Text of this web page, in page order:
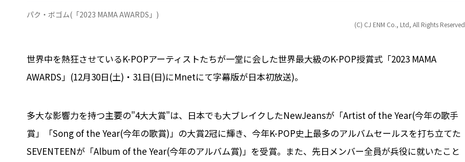
パク・ボゴム(「2023 MAMA AWARDS」)
(C) CJ ENM Co., Ltd, All Rights Reserved
世界中を熱狂させているK-POPアーティストたちが一堂に会した世界最大級のK-POP授賞式「2023 MAMA
AWARDS」(12月30日(土)・31日(日)にMnetにて字幕版が日本初放送)。
多大な影響力を持つ主要の"4大大賞"は、日本でも大ブレイクしたNewJeansが「Artist of the Year(今年の歌手
賞」「Song of the Year(今年の歌賞)」の大賞2冠に輝き、今年K-POP史上最多のアルバムセールスを打ち立てた
SEVENTEENが「Album of the Year(今年のアルバム賞)」を受賞。また、先日メンバー全員が兵役に就いたこと